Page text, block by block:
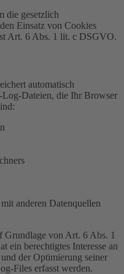
die gesetzlich
Einsatz von Cookies
Art. 6 Abs. 1 lit. c DSGVO.
automatisch
Log-Dateien, die Ihr Browser
anderen Datenquellen
Grundlage von Art. 6 Abs. 1
ein berechtigtes Interesse an
der Optimierung seiner
Files erfasst werden.